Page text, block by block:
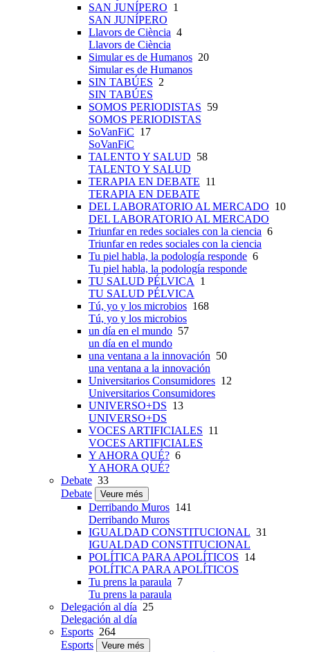
SAN JUNÍPERO 1
SAN JUNÍPERO
Llavors de Ciència 4
Llavors de Ciència
Simular es de Humanos 20
Simular es de Humanos
SIN TABÚES 2
SIN TABÚES
SOMOS PERIODISTAS 59
SOMOS PERIODISTAS
SoVanFiC 17
SoVanFiC
TALENTO Y SALUD 58
TALENTO Y SALUD
TERAPIA EN DEBATE 11
TERAPIA EN DEBATE
DEL LABORATORIO AL MERCADO 10
DEL LABORATORIO AL MERCADO
Triunfar en redes sociales con la ciencia 6
Triunfar en redes sociales con la ciencia
Tu piel habla, la podología responde 6
Tu piel habla, la podología responde
TU SALUD PÉLVICA
1
TU SALUD PÉLVICA
Tú, yo y los microbios 168
Tú, yo y los microbios
un día en el mundo 57
un día en el mundo
una ventana a la innovación 50
una ventana a la innovación
Universitarios Consumidores 12
Universitarios Consumidores
UNIVERSO+DS 13
UNIVERSO+DS
VOCES ARTIFICIALES 11
VOCES ARTIFICIALES
Y AHORA QUÉ? 6
Y AHORA QUÉ?
Debate 33
Debate
Veure més
Derribando Muros 141
Derribando Muros
IGUALDAD CONSTITUCIONAL 31
IGUALDAD CONSTITUCIONAL
POLÍTICA PARA APOLÍTICOS 14
POLÍTICA PARA APOLÍTICOS
Tu prens la paraula 7
Tu prens la paraula
Delegación al día 25
Delegación al día
Esports 264
Esports
Veure més